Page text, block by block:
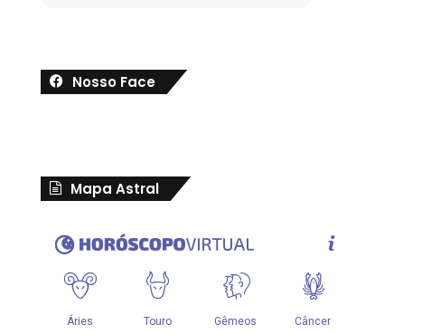
Nosso Face
Mapa Astral